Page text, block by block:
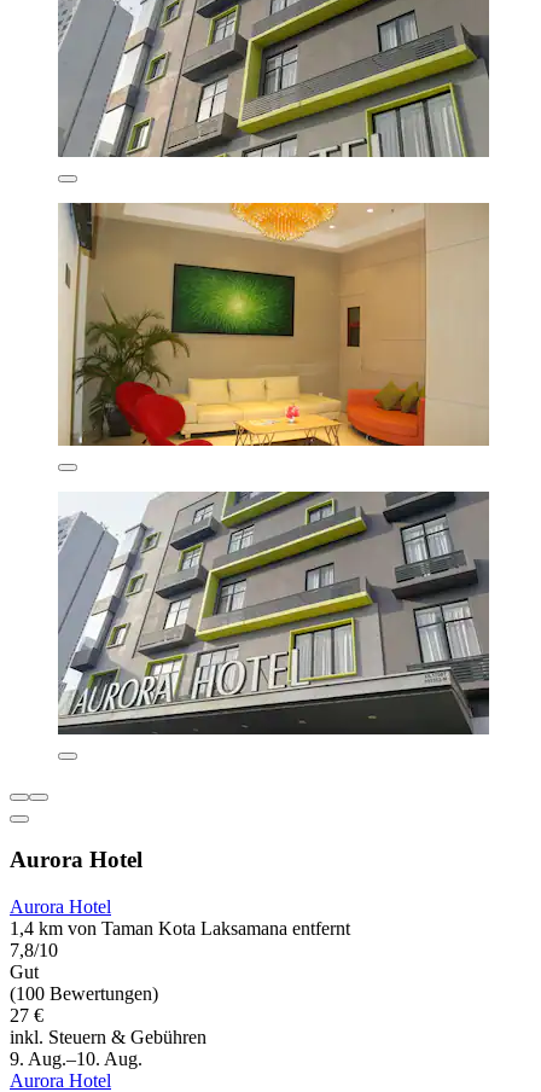
Aurora Hotel
Aurora Hotel
1,4 km von Taman Kota Laksamana entfernt
7,8/10
Gut
(100 Bewertungen)
27 €
inkl. Steuern & Gebühren
9. Aug.–10. Aug.
Aurora Hotel